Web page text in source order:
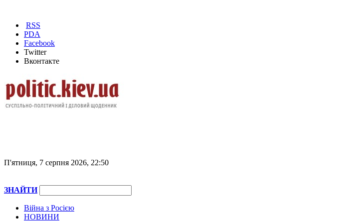
RSS
PDA
Facebook
Twitter
Вконтакте
П'ятниця, 7 серпня 2026, 22:50
ЗНАЙТИ
Війна з Росією
НОВИНИ